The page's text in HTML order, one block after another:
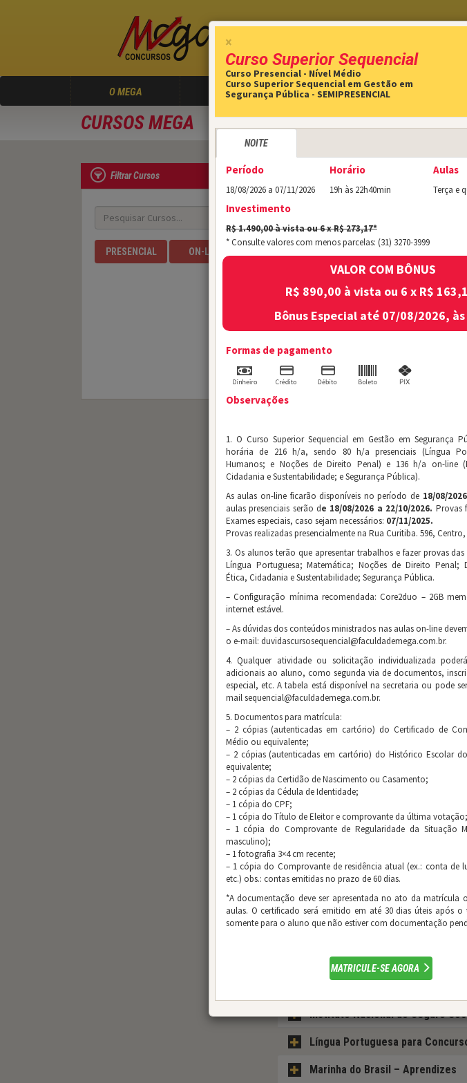
O MEGA(atual) CURSOS EDITAIS
CURSOS MEGA
×
Curso Superior Sequencial
Curso Presencial - Nível Médio
Curso Superior Sequencial em Gestão em
Segurança Pública - SEMIPRESENCIAL
NOITE
Período
18/08/2026 a 07/11/2026
Horário
19h às 22h40min
Aulas
Terça e
Investimento
R$ 1.490,00 à vista ou 6 x R$ 273,17*
* Consulte valores com menos parcelas: (31) 3270-3999
VALOR COM BÔNUS
R$ 890,00 à vista ou 6 x R$
Bônus Especial até 07/08/2026,
Formas de pagamento
Observações
1. O Curso Superior Sequencial em Gestão em Segurança
horária de 216 h/a, sendo 80 h/a presenciais (Língua
Humanos; e Noções de Direito Penal) e 136 h/a on-line
Cidadania e Sustentabilidade; e Segurança Pública).
As aulas on-line ficarão disponíveis no período de 18/08/
aulas presenciais serão de 18/08/2026 a 22/10/2026. Provas
Exames especiais, caso sejam necessários: 07/11/2025.
Provas realizadas presencialmente na Rua Curitiba. 596,
3. Os alunos terão que apresentar trabalhos e fazer provas das
Língua Portuguesa; Matemática; Noções de Direito Penal;
Ética, Cidadania e Sustentabilidade; Segurança Pública.
– Configuração mínima recomendada: Core2duo – 2GB
internet estável.
– As dúvidas dos conteúdos ministrados nas aulas on-line
o e-mail: duvidascursosequencial@faculdademega.com.br.
4. Qualquer atividade ou solicitação individualizada
adicionais ao aluno, como segunda via de documentos,
especial, etc. A tabela está disponível na secretaria ou pode
mail sequencial@faculdademega.com.br.
5. Documentos para matrícula:
– 2 cópias (autenticadas em cartório) do Certificado de
Médio ou equivalente;
– 2 cópias (autenticadas em cartório) do Histórico Escolar
equivalente;
– 2 cópias da Certidão de Nascimento ou Casamento;
– 2 cópias da Cédula de Identidade;
– 1 cópia do CPF;
– 1 cópia do Título de Eleitor e comprovante da última votação;
– 1 cópia do Comprovante de Regularidade da Situação
masculino);
– 1 fotografia 3×4 cm recente;
– 1 cópia do Comprovante de residência atual (ex.: conta de
etc.) obs.: contas emitidas no prazo de 60 dias.
*A documentação deve ser apresentada no ato da matrícula
aulas. O certificado será emitido em até 30 dias úteis após
somente para o aluno que não estiver com documentação
MATRICULE-SE AGORA
Filtrar Cursos
PRESENCIAL ON-LINE
Aeronáutica – Curso de
Agente de Segurança
Assembleia Legislativa de Minas
Banco do Brasil – Escriturário
Caixa Econômica Federal – CEF
Câmara dos Deputados
Câmara Municipal de Belo
Centro Federal de Educação
Colégio Tiradentes – CTPM MG
Comissão Nacional de Energia
Controladoria Geral da União –
Corpo de Bombeiros Militar de
Correios
Curso Superior Sequencial
Direito Administrativo para
Direito Constitucional para
EBSERH – Empresa Brasileira de
EPAMIG
Exército Brasileiro – Escola de
Guarda Civil de Santa Luzia
Hospital Odilon Behrens
IBAMA
IBGE – Instituto Brasileiro de
Instituto Nacional do Seguro
Língua Portuguesa para
Marinha do Brasil – Aprendizes